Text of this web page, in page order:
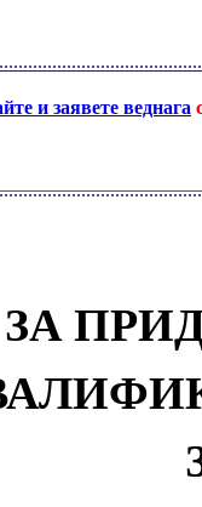
и заявете веднага